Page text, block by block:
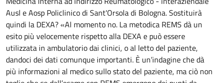
Ausl e Aosp Policlinico di Sant'Orsola di Bologna. Sostituirà
quindi la DEXA? «Al momento no. La metodica REMS dà un
esito più velocemente rispetto alla DEXA e può essere
utilizzata in ambulatorio dai clinici, o al letto del paziente,
dandoci dei dati comunque importanti. È un’indagine che dà
più informazioni al medico sullo stato del paziente, ma ciò non